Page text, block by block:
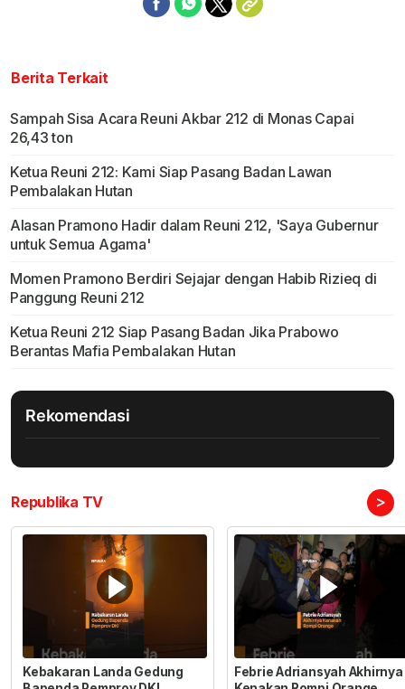
Berita Terkait
Sampah Sisa Acara Reuni Akbar 212 di Monas Capai
26,43 ton
Ketua Reuni 212: Kami Siap Pasang Badan Lawan
Pembalakan Hutan
Alasan Pramono Hadir dalam Reuni 212, 'Saya Gubernur
untuk Semua Agama'
Momen Pramono Berdiri Sejajar dengan Habib Rizieq di
Panggung Reuni 212
Ketua Reuni 212 Siap Pasang Badan Jika Prabowo
Berantas Mafia Pembalakan Hutan
Rekomendasi
Republika TV >
Kebakaran Landa Gedung
Febrie Adriansyah Akhirnya